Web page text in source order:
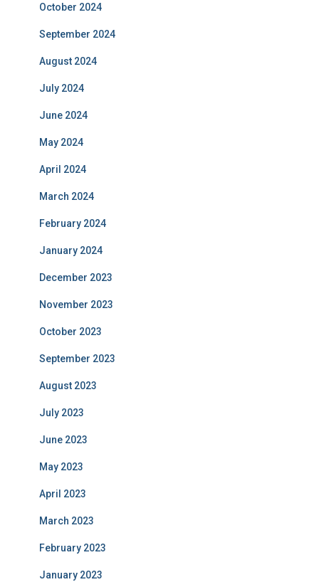
October 2024
September 2024
August 2024
July 2024
June 2024
May 2024
April 2024
March 2024
February 2024
January 2024
December 2023
November 2023
October 2023
September 2023
August 2023
July 2023
June 2023
May 2023
April 2023
March 2023
February 2023
January 2023